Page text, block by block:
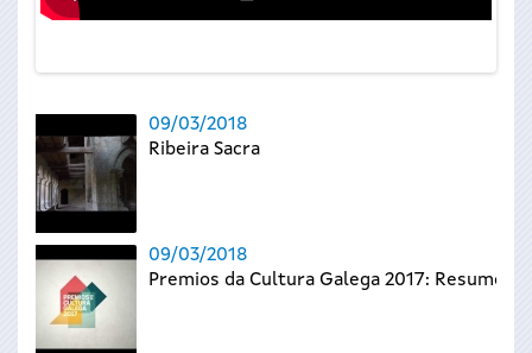
09/03/2018
Ribeira Sacra
09/03/2018
Premios da Cultura Galega 2017: Resumo